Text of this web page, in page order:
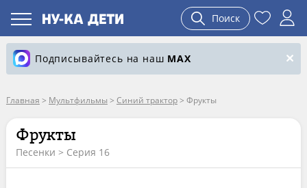
Поиск
Подписывайтесь на наш MAX
Главная > Мультфильмы > Синий трактор> Фрукты
Фрукты
Песенки > Серия 16